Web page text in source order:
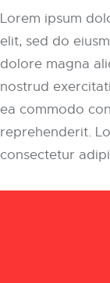
Lorem ipsum
elit, sed do
dolore magna
nostrud
ea commodo
reprehenderit.
consectetur